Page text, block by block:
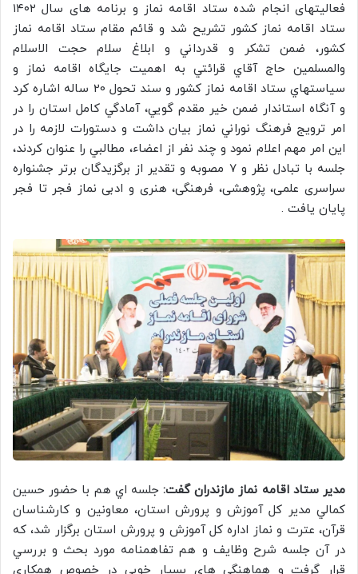
فعالیتهای انجام شده ستاد اقامه نماز و برنامه های سال ۱۴۰۲
ستاد اقامه نماز كشور تشريح شد و قائم مقام ستاد اقامه نماز
كشور، ضمن تشكر و قدرداني و ابلاغ سلام حجت الاسلام
والمسلمين حاج آقاي قرائتي به اهميت جايگاه اقامه نماز و
سياستهاي ستاد اقامه نماز كشور و سند تحول 20 ساله اشاره كرد
و آنگاه استاندار ضمن خير مقدم گويي، آمادگي كامل استان را در
امر ترويج فرهنگ نوراني نماز بيان داشت و دستورات لازمه را در
اين امر مهم اعلام نمود و چند نفر از اعضاء، مطالبي را عنوان كردند،
جلسه با تبادل نظر و 7 مصوبه و تقدير از برگزیدگان برتر جشنواره
سراسری علمی، پژوهشی، فرهنگی، هنری و ادبی نماز فجر تا فجر
پايان يافت .
مدير ستاد اقامه نماز مازندران گفت:جلسه اي هم با حضور حسين
كمالي مدير كل آموزش و پرورش استان، معاونين و كارشناسان
قرآن، عترت و نماز اداره كل آموزش و پرورش استان برگزار شد، كه
در آن جلسه شرح وظايف و هم تفاهمنامه مورد بحث و بررسي
قرار گرفت و هماهنگي هاي بسيار خوبي در خصوص همكاري